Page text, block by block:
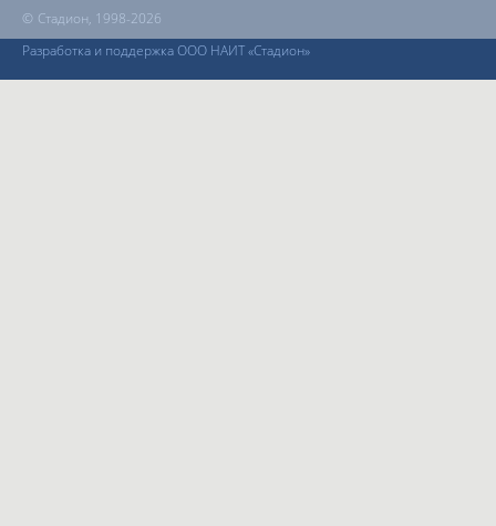
© Стадион, 1998-2026
Разработка и поддержка ООО НАИТ «Стадион»